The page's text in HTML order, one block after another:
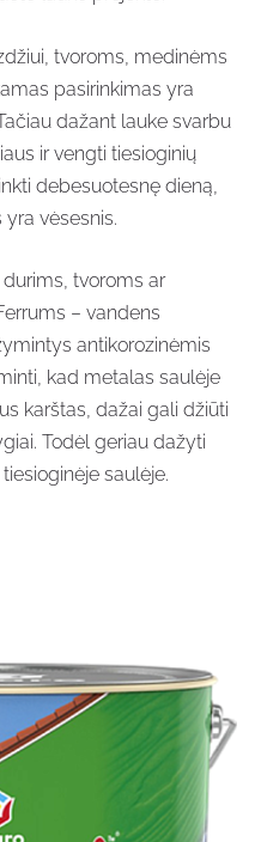
tvoroms, medinėms
pasirinkimas yra
dažant lauke svarbu
ir vengti tiesioginių
debesuotesnę dieną,
vėsesnis.
tvoroms ar
– vandens
antikorozinėmis
kad metalas saulėje
karštas, dažai gali džiūti
Todėl geriau dažyti
saulėje.